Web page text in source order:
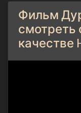
Фильм
смотреть
качестве